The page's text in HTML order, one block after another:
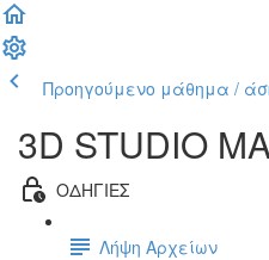
Προηγούμενο μάθημα /
3D STUDIO
ΟΔΗΓΙΕΣ
Λήψη Αρχείων